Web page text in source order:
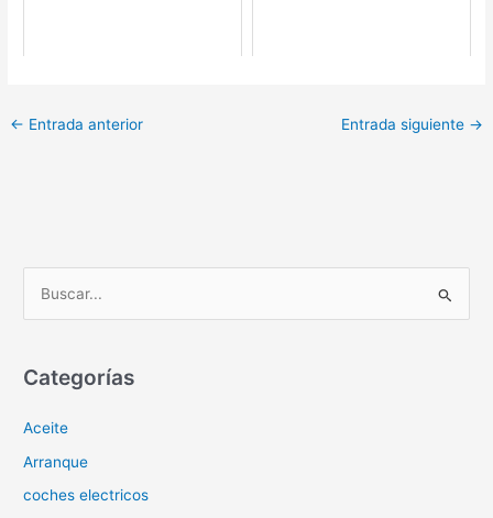
← Entrada anterior Entrada siguiente →
c
r
p
o
Categorías
Aceite
Arranque
coches electricos